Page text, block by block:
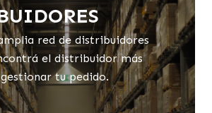
red de distribuidores
el distribuidor más
tu pedido.